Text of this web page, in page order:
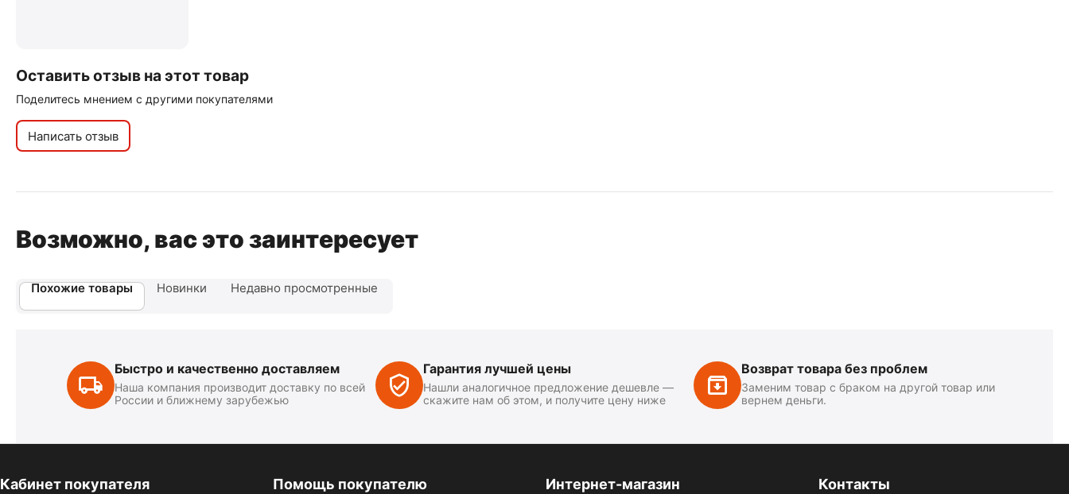
Оставить отзыв на этот товар
Поделитесь мнением с другими покупателями
Написать отзыв
Возможно, вас это заинтересует
Похожие товары Новинки Недавно просмотренные
Быстро и качественно доставляем
Наша компания производит доставку по всей
России и ближнему зарубежью
Гарантия лучшей цены
Нашли аналогичное предложение дешевле —
скажите нам об этом, и получите цену ниже
Возврат товара без проблем
Заменим товар с браком на другой товар или
вернем деньги.
Кабинет покупателя Помощь покупателю Интернет-магазин Контакты